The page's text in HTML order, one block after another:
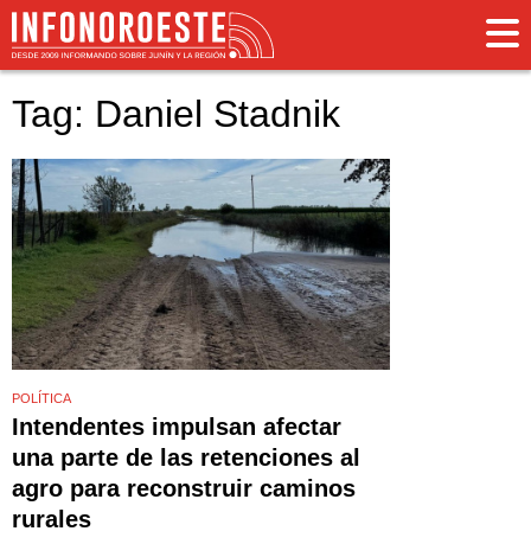
Tag: Daniel Stadnik
POLÍTICA
Intendentes impulsan afectar
una parte de las retenciones al
agro para reconstruir caminos
rurales